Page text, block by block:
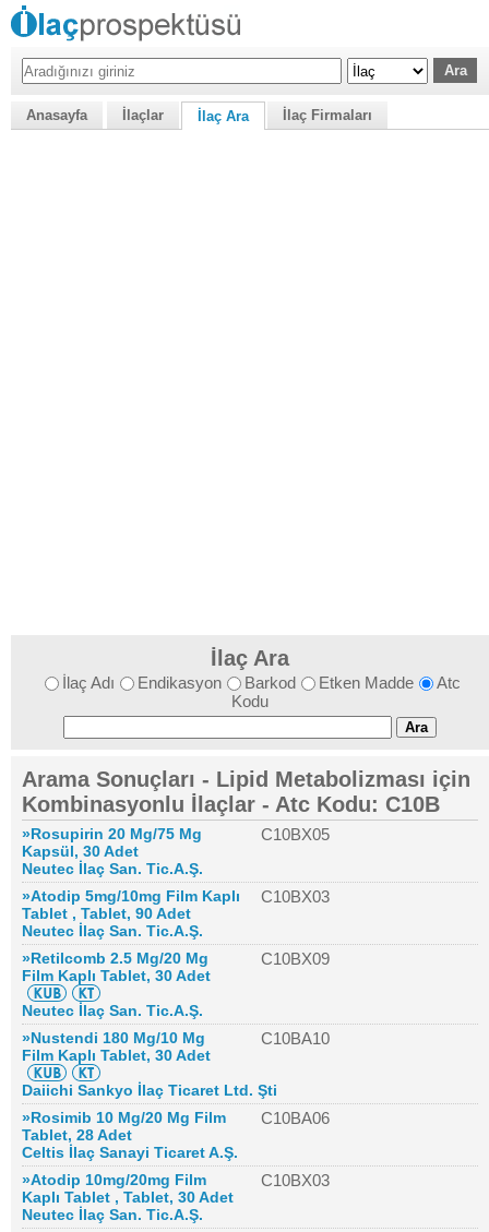
Anasayfa İlaçlar İlaç Ara İlaç Firmaları
İlaç Ara
İlaç Adı Endikasyon Barkod Etken Madde
Atc
Kodu
Arama Sonuçları - Lipid Metabolizması için
Kombinasyonlu İlaçlar - Atc Kodu: C10B
»Rosupirin 20 Mg/75 Mg
Kapsül, 30 Adet
C10BX05
Neutec İlaç San. Tic.A.Ş.
»Atodip 5mg/10mg Film Kaplı
Tablet , Tablet, 90 Adet
C10BX03
Neutec İlaç San. Tic.A.Ş.
»Retilcomb 2.5 Mg/20 Mg
Film Kaplı Tablet, 30 Adet
C10BX09
Neutec İlaç San. Tic.A.Ş.
»Nustendi 180 Mg/10 Mg
Film Kaplı Tablet, 30 Adet
C10BA10
Daiichi Sankyo İlaç Ticaret Ltd. Şti
»Rosimib 10 Mg/20 Mg Film
Tablet, 28 Adet
C10BA06
Celtis İlaç Sanayi Ticaret A.Ş.
»Atodip 10mg/20mg Film
Kaplı Tablet , Tablet, 30 Adet
C10BX03
Neutec İlaç San. Tic.A.Ş.